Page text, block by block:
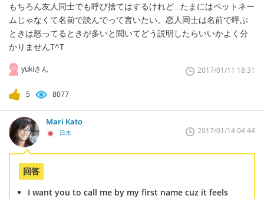
もちろん友人同士でも呼び捨てはするけれど…たまにはペットネー
ムじゃなくて名前で読んでって言いたい。恋人同士は名前で呼ぶ
ときは怒ってるときが多いと聞いてどう説明したらいいかよく分
かりませんT^T
yukiさん 2017/01/11 18:31
5 8077
Mari Kato
日本 2017/01/14 04:44
回答
I want you to call me by my first name cuz it feels